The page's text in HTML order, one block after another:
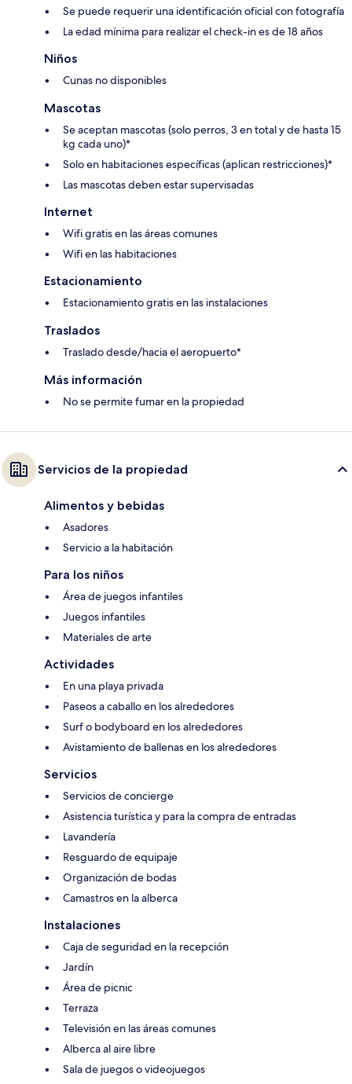
Se puede requerir una identificación oficial con fotografía
La edad mínima para realizar el check-in es de 18 años
Niños
Cunas no disponibles
Mascotas
Se aceptan mascotas (solo perros, 3 en total y de hasta 15
kg cada uno)*
Solo en habitaciones específicas (aplican restricciones)*
Las mascotas deben estar supervisadas
Internet
Wifi gratis en las áreas comunes
Wifi en las habitaciones
Estacionamiento
Estacionamiento gratis en las instalaciones
Traslados
Traslado desde/hacia el aeropuerto*
Más información
No se permite fumar en la propiedad
Servicios de la propiedad
Alimentos y bebidas
Asadores
Servicio a la habitación
Para los niños
Área de juegos infantiles
Juegos infantiles
Materiales de arte
Actividades
En una playa privada
Paseos a caballo en los alrededores
Surf o bodyboard en los alrededores
Avistamiento de ballenas en los alrededores
Servicios
Servicios de concierge
Asistencia turística y para la compra de entradas
Lavandería
Resguardo de equipaje
Organización de bodas
Camastros en la alberca
Instalaciones
Caja de seguridad en la recepción
Jardín
Área de picnic
Terraza
Televisión en las áreas comunes
Alberca al aire libre
Sala de juegos o videojuegos